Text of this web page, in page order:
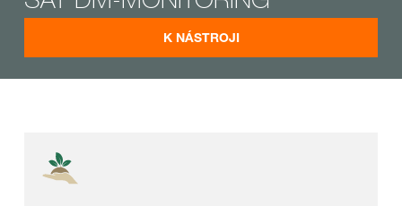
K NÁSTROJI